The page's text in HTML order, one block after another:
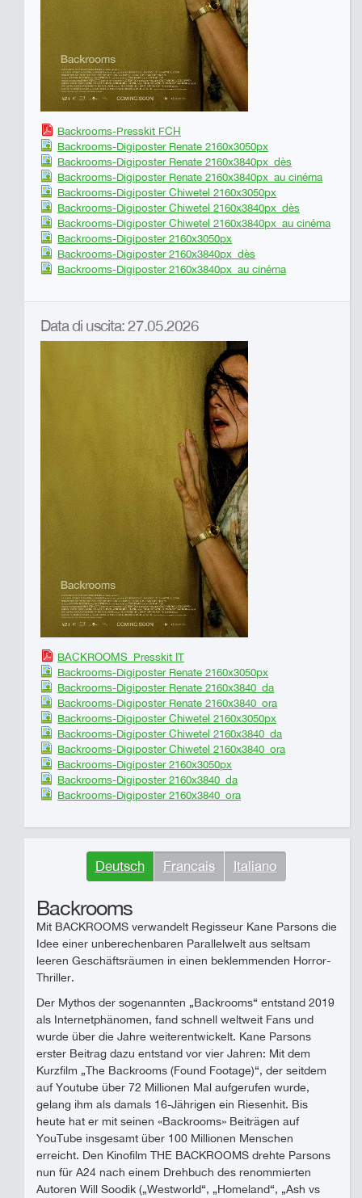
Backrooms-Presskit FCH
Backrooms-Digiposter Renate 2160x3050px
Backrooms-Digiposter Renate 2160x3840px_dès
Backrooms-Digiposter Renate 2160x3840px_au cinéma
Backrooms-Digiposter Chiwetel 2160x3050px
Backrooms-Digiposter Chiwetel 2160x3840px_dès
Backrooms-Digiposter Chiwetel 2160x3840px_au cinéma
Backrooms-Digiposter 2160x3050px
Backrooms-Digiposter 2160x3840px_dès
Backrooms-Digiposter 2160x3840px_au cinéma
Data di uscita: 27.05.2026
BACKROOMS_Presskit IT
Backrooms-Digiposter Renate 2160x3050px
Backrooms-Digiposter Renate 2160x3840_da
Backrooms-Digiposter Renate 2160x3840_ora
Backrooms-Digiposter Chiwetel 2160x3050px
Backrooms-Digiposter Chiwetel 2160x3840_da
Backrooms-Digiposter Chiwetel 2160x3840_ora
Backrooms-Digiposter 2160x3050px
Backrooms-Digiposter 2160x3840_da
Backrooms-Digiposter 2160x3840_ora
Deutsch Francais Italiano
Backrooms
Mit BACKROOMS verwandelt Regisseur Kane Parsons die
Idee einer unberechenbaren Parallelwelt aus seltsam
leeren Geschäftsräumen in einen beklemmenden Horror-
Thriller.
Der Mythos der sogenannten „Backrooms“ entstand 2019
als Internetphänomen, fand schnell weltweit Fans und
wurde über die Jahre weiterentwickelt. Kane Parsons
erster Beitrag dazu entstand vor vier Jahren: Mit dem
Kurzfilm „The Backrooms (Found Footage)“, der seitdem
auf Youtube über 72 Millionen Mal aufgerufen wurde,
gelang ihm als damals 16-Jährigen ein Riesenhit. Bis
heute hat er mit seinen «Backrooms» Beiträgen auf
YouTube insgesamt über 100 Millionen Menschen
erreicht. Den Kinofilm THE BACKROOMS drehte Parsons
nun für A24 nach einem Drehbuch des renommierten
Autoren Will Soodik („Westworld“, „Homeland“, „Ash vs